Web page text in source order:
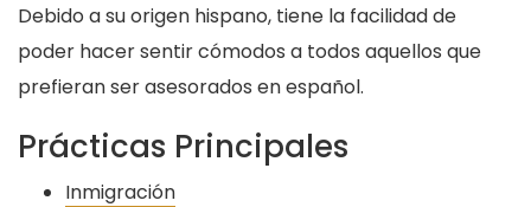
Debido a su origen hispano, tiene la facilidad de
poder hacer sentir cómodos a todos aquellos que
prefieran ser asesorados en español.
Prácticas Principales
Inmigración